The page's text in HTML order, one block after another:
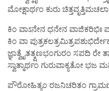
ಮೋಕ್ಷಾರ್ಥಂ ಕುರು
ಕಿಂ ವಾಽನೇನ ಧನೇನ ವಾಜಿಕರಿಭಿಃ
ಕಿಂ ವಾ
ಜ್ಞಾತ್ವೈತತ್ಕ್ಷಣಭಂಗುರಂ ಸಪದಿ
ಸ್ವಾತ್ಮಾರ್ಥಂ ಗುರುವಾಕ್ಯತೋ ಭಜ
ಪೌರೋಹಿತ್ಯಂ ರಜನಿಚರಿತಂ